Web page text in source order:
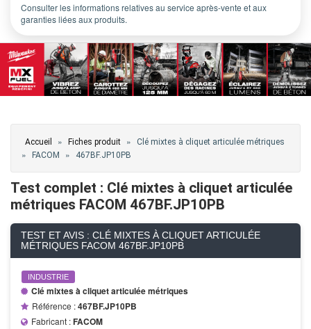
Consulter les informations relatives au service après-vente et aux
garanties liées aux produits.
Vous êtes ici
Accueil » Fiches produit » Clé mixtes à cliquet articulée métriques
» FACOM » 467BF.JP10PB
Test complet : Clé mixtes à cliquet articulée
métriques FACOM 467BF.JP10PB
TEST ET AVIS : CLÉ MIXTES À CLIQUET ARTICULÉE
MÉTRIQUES FACOM 467BF.JP10PB
INDUSTRIE
Clé mixtes à cliquet articulée métriques
Référence :467BF.JP10PB
Fabricant :FACOM